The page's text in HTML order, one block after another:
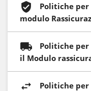
Politiche per
modulo
Politiche
il Modulo
Politiche